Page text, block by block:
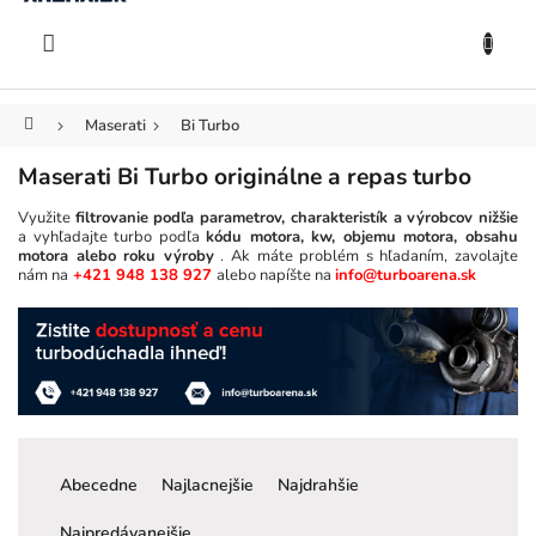
Prejsť
obsah
DomovMaserati Bi Turbo
Maserati Bi Turbo originálne a repas turbo
Využite filtrovanie podľa parametrov, charakteristík a výrobcov nižšie
a vyhľadajte turbo podľakódu motora, kw, objemu motora, obsahu
motora alebo roku výroby. Ak máte problém s hľadaním, zavolajte
nám na +421 948 138 927 alebo napíšte na info@turboarena.sk
Abecedne Najlacnejšie Najdrahšie